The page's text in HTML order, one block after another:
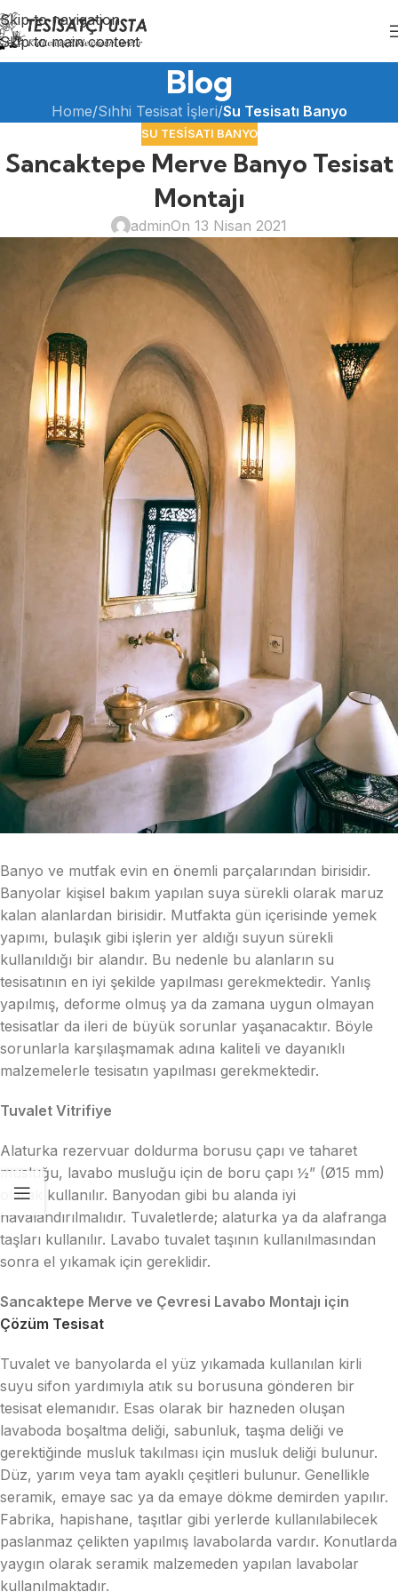
Skip to navigation
Skip to main content
Blog
Home/Sıhhi Tesisat İşleri/Su Tesisatı Banyo
SU TESISATI BANYO
Sancaktepe Merve Banyo Tesisat
Montajı
adminOn 13 Nisan 2021
Banyo ve mutfak evin en önemli parçalarından birisidir.
Banyolar kişisel bakım yapılan suya sürekli olarak maruz
kalan alanlardan birisidir. Mutfakta gün içerisinde yemek
yapımı, bulaşık gibi işlerin yer aldığı suyun sürekli
kullanıldığı bir alandır. Bu nedenle bu alanların su
tesisatının en iyi şekilde yapılması gerekmektedir. Yanlış
yapılmış, deforme olmuş ya da zamana uygun olmayan
tesisatlar da ileri de büyük sorunlar yaşanacaktır. Böyle
sorunlarla karşılaşmamak adına kaliteli ve dayanıklı
malzemelerle tesisatın yapılması gerekmektedir.
Tuvalet Vitrifiye
Alaturka rezervuar doldurma borusu çapı ve taharet
musluğu, lavabo musluğu için de boru çapı ½” (Ø15 mm)
olarak kullanılır. Banyodan gibi bu alanda iyi
havalandırılmalıdır. Tuvaletlerde; alaturka ya da alafranga
taşları kullanılır. Lavabo tuvalet taşının kullanılmasından
sonra el yıkamak için gereklidir.
Sancaktepe Merve ve Çevresi Lavabo Montajı için
Çözüm Tesisat
Tuvalet ve banyolarda el yüz yıkamada kullanılan kirli
suyu sifon yardımıyla atık su borusuna gönderen bir
tesisat elemanıdır. Esas olarak bir hazneden oluşan
lavaboda boşaltma deliği, sabunluk, taşma deliği ve
gerektiğinde musluk takılması için musluk deliği bulunur.
Düz, yarım veya tam ayaklı çeşitleri bulunur. Genellikle
seramik, emaye sac ya da emaye dökme demirden yapılır.
Fabrika, hapishane, taşıtlar gibi yerlerde kullanılabilecek
paslanmaz çelikten yapılmış lavabolarda vardır. Konutlarda
yaygın olarak seramik malzemeden yapılan lavabolar
kullanılmaktadır.